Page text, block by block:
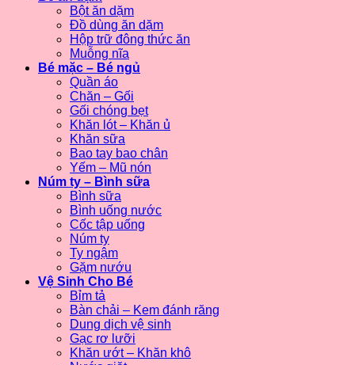
Bột ăn dặm
Đồ dùng ăn dặm
Hộp trữ đông thức ăn
Muỗng nĩa
Bé mặc – Bé ngủ
Quần áo
Chăn – Gối
Gối chóng bẹt
Khăn lót – Khăn ủ
Khăn sữa
Bao tay bao chân
Yếm – Mũ nón
Núm ty – Bình sữa
Bình sữa
Bình uống nước
Cốc tập uống
Núm ty
Ty ngậm
Gặm nướu
Vệ Sinh Cho Bé
Bỉm tả
Bàn chải – Kem đánh răng
Dung dịch vệ sinh
Gạc rơ lưỡi
Khăn ướt – Khăn khô